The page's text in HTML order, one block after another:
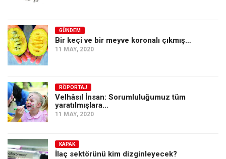
GÜNDEM
Bir keçi ve bir meyve koronalı çıkmış…
11 MAY, 2020
RÖPORTAJ
Velhâsıl İnsan: Sorumluluğumuz tüm
yaratılmışlara…
11 MAY, 2020
KAPAK
İlaç sektörünü kim dizginleyecek?